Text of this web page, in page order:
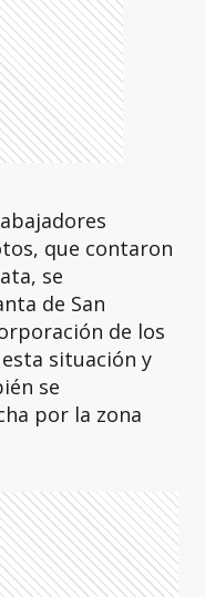
que contaron
se
de San
de los
situación y
se
por la zona